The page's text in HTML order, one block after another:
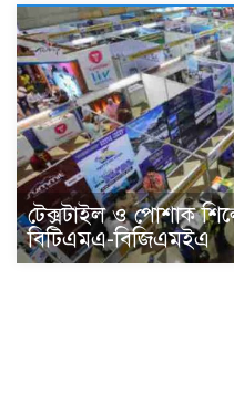
টেক্সটাইল ও পোশাক
বিটিএমএ-বিজিএমইএ